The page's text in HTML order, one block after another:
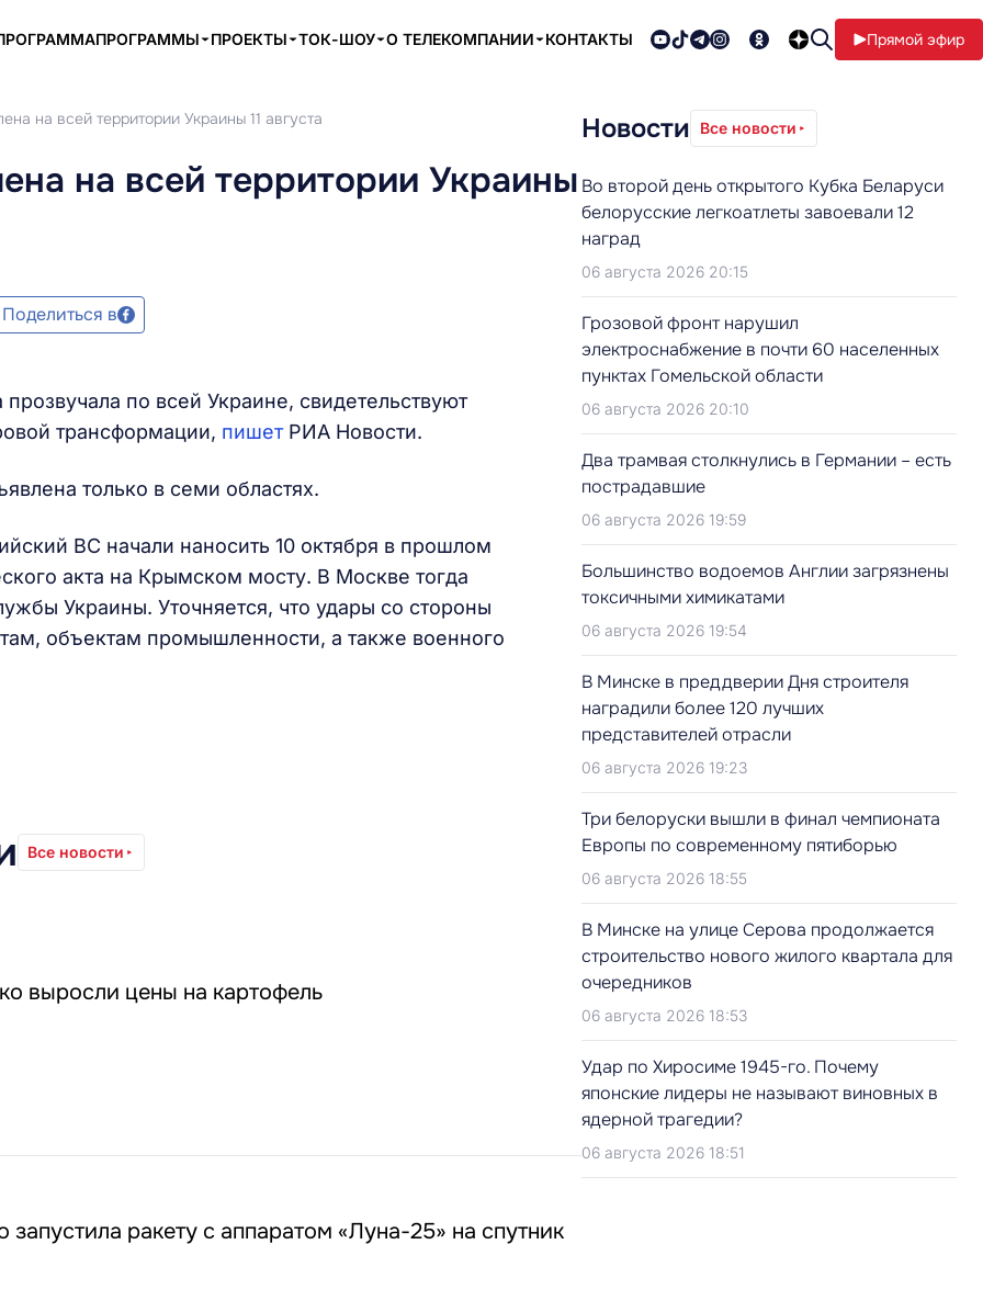
ПРОГРАММЫ ПРОЕКТЫ ТОК-ШОУ О ТЕЛЕКОМПАНИИ КОНТАКТЫ Прямой эфир
на всей территории Украины 11 августа
на всей территории Украины
Поделиться в
прозвучала по всей Украине, свидетельствуют
трансформации, пишетРИА Новости.
только в семи областях.
ВС начали наносить 10 октября в прошлом
акта на Крымском мосту. В Москве тогда
Украины. Уточняется, что удары со стороны
объектам промышленности, а также военного
Все новости
выросли цены на картофель
ракету с аппаратом «Луна-25» на спутник
Новости Все новости
Во второй день открытого Кубка Беларуси
белорусские легкоатлеты завоевали 12
наград
06 августа 2026 20:15
Грозовой фронт нарушил
электроснабжение в почти 60 населенных
пунктах Гомельской области
06 августа 2026 20:10
Два трамвая столкнулись в Германии – есть
пострадавшие
06 августа 2026 19:59
Большинство водоемов Англии загрязнены
токсичными химикатами
06 августа 2026 19:54
В Минске в преддверии Дня строителя
наградили более 120 лучших
представителей отрасли
06 августа 2026 19:23
Три белоруски вышли в финал чемпионата
Европы по современному пятиборью
06 августа 2026 18:55
В Минске на улице Серова продолжается
строительство нового жилого квартала для
очередников
06 августа 2026 18:53
Удар по Хиросиме 1945-го. Почему
японские лидеры не называют виновных в
ядерной трагедии?
06 августа 2026 18:51